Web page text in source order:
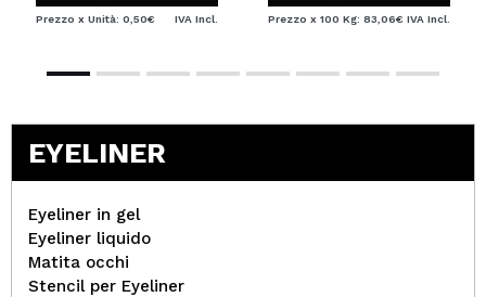
Prezzo x Unità: 0,50€ IVA Incl. Prezzo x 100 Kg: 83,06€ IVA Incl.
EYELINER
Eyeliner in gel
Eyeliner liquido
Matita occhi
Stencil per Eyeliner